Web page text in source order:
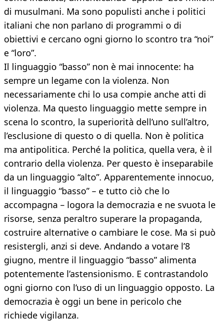
di musulmani. Ma sono populisti anche i politici
italiani che non parlano di programmi o di
obiettivi e cercano ogni giorno lo scontro tra “noi”
e “loro”.
Il linguaggio “basso” non è mai innocente: ha
sempre un legame con la violenza. Non
necessariamente chi lo usa compie anche atti di
violenza. Ma questo linguaggio mette sempre in
scena lo scontro, la superiorità dell’uno sull’altro,
l’esclusione di questo o di quella. Non è politica
ma antipolitica. Perché la politica, quella vera, è il
contrario della violenza. Per questo è inseparabile
da un linguaggio “alto”. Apparentemente innocuo,
il linguaggio “basso” – e tutto ciò che lo
accompagna – logora la democrazia e ne svuota le
risorse, senza peraltro superare la propaganda,
costruire alternative o cambiare le cose. Ma si può
resistergli, anzi si deve. Andando a votare l’8
giugno, mentre il linguaggio “basso” alimenta
potentemente l’astensionismo. E contrastandolo
ogni giorno con l’uso di un linguaggio opposto. La
democrazia è oggi un bene in pericolo che
richiede vigilanza.